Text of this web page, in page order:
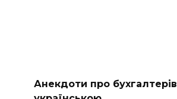
Анекдоти про бухгалтерів